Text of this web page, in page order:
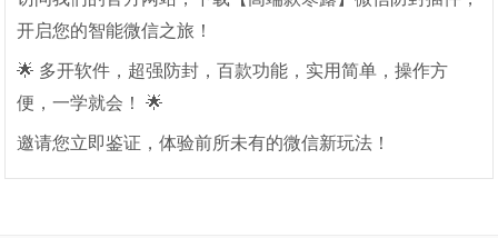
开启您的智能微信之旅！
🌟 多开软件，超强防封，百款功能，实用简单，操作方
便，一学就会！ 🌟
邀请您立即鉴证，体验前所未有的微信新玩法！